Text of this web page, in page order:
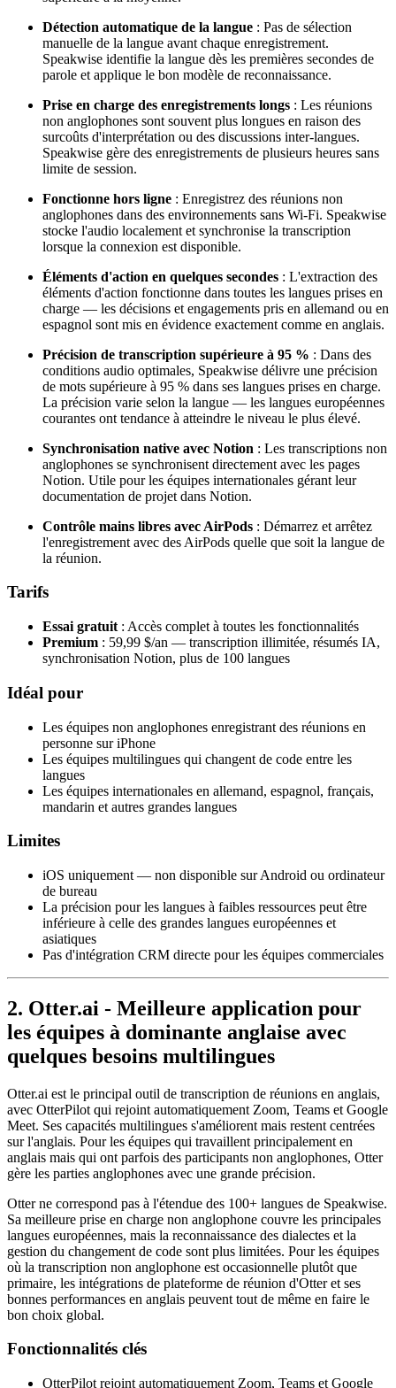
Détection automatique de la langue : Pas de sélection
manuelle de la langue avant chaque enregistrement.
Speakwise identifie la langue dès les premières secondes de
parole et applique le bon modèle de reconnaissance.
Prise en charge des enregistrements longs : Les réunions
non anglophones sont souvent plus longues en raison des
surcoûts d'interprétation ou des discussions inter-langues.
Speakwise gère des enregistrements de plusieurs heures sans
limite de session.
Fonctionne hors ligne : Enregistrez des réunions non
anglophones dans des environnements sans Wi-Fi. Speakwise
stocke l'audio localement et synchronise la transcription
lorsque la connexion est disponible.
Éléments d'action en quelques secondes : L'extraction des
éléments d'action fonctionne dans toutes les langues prises en
charge — les décisions et engagements pris en allemand ou en
espagnol sont mis en évidence exactement comme en anglais.
Précision de transcription supérieure à 95 % : Dans des
conditions audio optimales, Speakwise délivre une précision
de mots supérieure à 95 % dans ses langues prises en charge.
La précision varie selon la langue — les langues européennes
courantes ont tendance à atteindre le niveau le plus élevé.
Synchronisation native avec Notion : Les transcriptions non
anglophones se synchronisent directement avec les pages
Notion. Utile pour les équipes internationales gérant leur
documentation de projet dans Notion.
Contrôle mains libres avec AirPods : Démarrez et arrêtez
l'enregistrement avec des AirPods quelle que soit la langue de
la réunion.
Tarifs
Essai gratuit : Accès complet à toutes les fonctionnalités
Premium : 59,99 $/an — transcription illimitée, résumés IA,
synchronisation Notion, plus de 100 langues
Idéal pour
Les équipes non anglophones enregistrant des réunions en
personne sur iPhone
Les équipes multilingues qui changent de code entre les
langues
Les équipes internationales en allemand, espagnol, français,
mandarin et autres grandes langues
Limites
iOS uniquement — non disponible sur Android ou ordinateur
de bureau
La précision pour les langues à faibles ressources peut être
inférieure à celle des grandes langues européennes et
asiatiques
Pas d'intégration CRM directe pour les équipes commerciales
2. Otter.ai - Meilleure application pour
les équipes à dominante anglaise avec
quelques besoins multilingues
Otter.ai est le principal outil de transcription de réunions en anglais,
avec OtterPilot qui rejoint automatiquement Zoom, Teams et Google
Meet. Ses capacités multilingues s'améliorent mais restent centrées
sur l'anglais. Pour les équipes qui travaillent principalement en
anglais mais qui ont parfois des participants non anglophones, Otter
gère les parties anglophones avec une grande précision.
Otter ne correspond pas à l'étendue des 100+ langues de Speakwise.
Sa meilleure prise en charge non anglophone couvre les principales
langues européennes, mais la reconnaissance des dialectes et la
gestion du changement de code sont plus limitées. Pour les équipes
où la transcription non anglophone est occasionnelle plutôt que
primaire, les intégrations de plateforme de réunion d'Otter et ses
bonnes performances en anglais peuvent tout de même en faire le
bon choix global.
Fonctionnalités clés
OtterPilot rejoint automatiquement Zoom, Teams et Google